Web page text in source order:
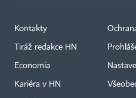
Kontakty
Tiráž redakce HN
Economia
Kariéra v HN